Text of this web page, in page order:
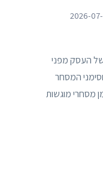
2026-
של העסק מפני
המסחר
רישום סימן מסחרי מוגשות